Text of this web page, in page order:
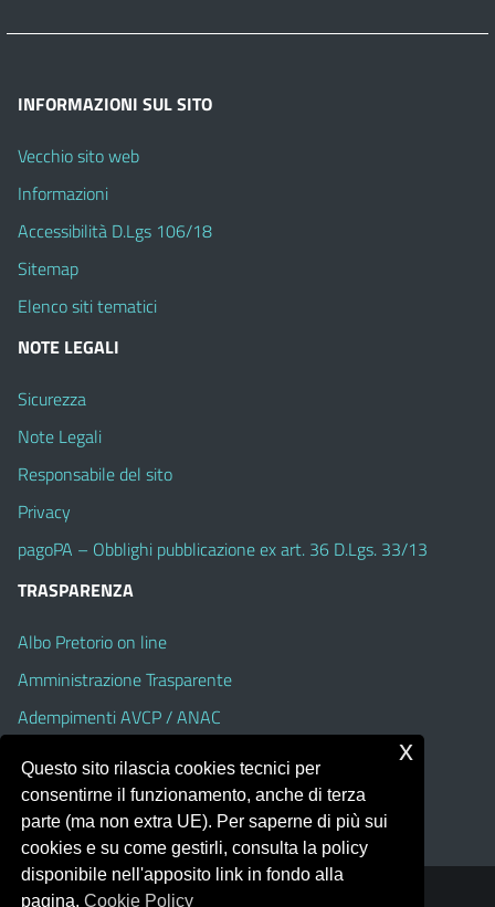
INFORMAZIONI SUL SITO
Vecchio sito web
Informazioni
Accessibilità D.Lgs 106/18
Sitemap
Elenco siti tematici
NOTE LEGALI
Sicurezza
Note Legali
Responsabile del sito
Privacy
pagoPA – Obblighi pubblicazione ex art. 36 D.Lgs. 33/13
TRASPARENZA
Albo Pretorio on line
Amministrazione Trasparente
Adempimenti AVCP / ANAC
Accesso Civico
Dichiarazione di accessibilità
Questo sito rilascia cookies tecnici per
consentirne il funzionamento, anche di terza
parte (ma non extra UE). Per saperne di più sui
cookies e su come gestirli, consulta la policy
disponibile nell'apposito link in fondo alla
pagina.Cookie Policy
x